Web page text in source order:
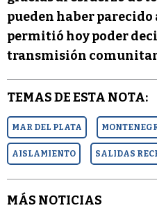
pueden haber
permitió hoy poder
transmisión
TEMAS DE ESTA NOTA:
MAR DEL PLATA
AISLAMIENTO SALIDAS
MÁS NOTICIAS